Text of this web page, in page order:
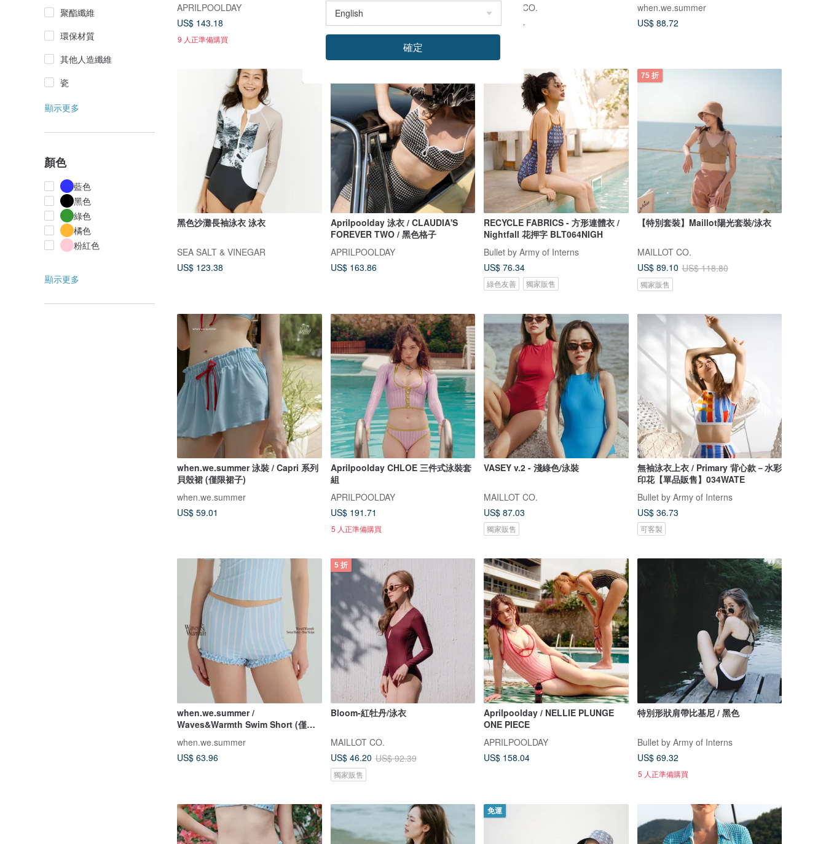
聚酯纖維
環保材質
其他人造纖維
瓷
顯示更多
顏色
藍色
黑色
綠色
橘色
粉紅色
顯示更多
APRILPOOLDAY
US$ 143.18
9 人正準備購買
Bullet by Army of Interns
US$ 36.73
MAILLOT CO.
US$ 64.74
獨家販售
when.we.summer
US$ 88.72
黑色沙灘長袖泳衣 泳衣
SEA SALT & VINEGAR
US$ 123.38
Aprilpoolday 泳衣 / CLAUDIA'S
FOREVER TWO / 黑色格子
APRILPOOLDAY
US$ 163.86
RECYCLE FABRICS - 方形連體衣 /
Nightfall 花押字 BLT064NIGH
Bullet by Army of Interns
US$ 76.34
綠色友善 獨家販售
75 折
【特別套裝】Maillot陽光套裝/泳衣
MAILLOT CO.
US$ 89.10 US$ 118.80
獨家販售
when.we.summer 泳裝 / Capri 系列
貝殼裙 (僅限裙子)
when.we.summer
US$ 59.01
Aprilpoolday CHLOE 三件式泳裝套
組
APRILPOOLDAY
US$ 191.71
5 人正準備購買
VASEY v.2 - 淺綠色/泳裝
MAILLOT CO.
US$ 87.03
獨家販售
無袖泳衣上衣 / Primary 背心款－水彩
印花【單品販售】034WATE
Bullet by Army of Interns
US$ 36.73
可客製
when.we.summer /
Waves&Warmth Swim Short (僅褲
when.we.summer
US$ 63.96
5 折
Bloom-紅牡丹/泳衣
MAILLOT CO.
US$ 46.20 US$ 92.39
獨家販售
Aprilpoolday / NELLIE PLUNGE
ONE PIECE
APRILPOOLDAY
US$ 158.04
特別形狀肩帶比基尼 / 黑色
Bullet by Army of Interns
US$ 69.32
5 人正準備購買
免運
確定